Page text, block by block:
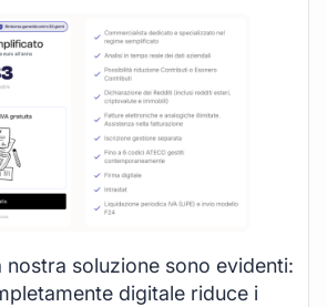
nostra soluzione sono evidenti:
digitale riduce i